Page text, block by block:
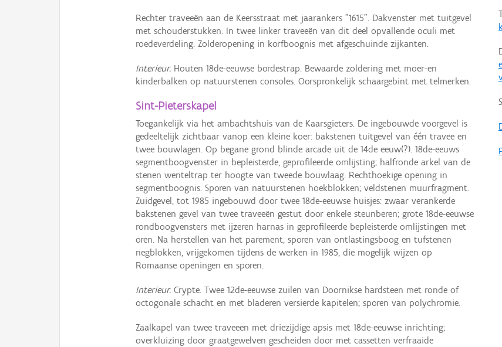
Rechter traveeën aan de Keersstraat met jaarankers "1615". Dakvenster met tuitgevel
met schouderstukken. In twee linker traveeën van dit deel opvallende oculi met
roedeverdeling. Zolderopening in korfboognis met afgeschuinde zijkanten.
Interieur. Houten 18de-eeuwse bordestrap. Bewaarde zoldering met moer-en
kinderbalken op natuurstenen consoles. Oorspronkelijk schaargebint met telmerken.
Sint-Pieterskapel
Toegankelijk via het ambachtshuis van de Kaarsgieters. De ingebouwde voorgevel is
gedeeltelijk zichtbaar vanop een kleine koer: bakstenen tuitgevel van één travee en
twee bouwlagen. Op begane grond blinde arcade uit de 14de eeuw(?). 18de-eeuws
segmentboogvenster in bepleisterde, geprofileerde omlijsting; halfronde arkel van de
stenen wenteltrap ter hoogte van tweede bouwlaag. Rechthoekige opening in
segmentboognis. Sporen van natuurstenen hoekblokken; veldstenen muurfragment.
Zuidgevel, tot 1985 ingebouwd door twee 18de-eeuwse huisjes: zwaar verankerde
bakstenen gevel van twee traveeën gestut door enkele steunberen; grote 18de-eeuwse
rondboogvensters met ijzeren harnas in geprofileerde bepleisterde omlijstingen met
oren. Na herstellen van het parement, sporen van ontlastingsboog en tufstenen
negblokken, vrijgekomen tijdens de werken in 1985, die mogelijk wijzen op
Romaanse openingen en sporen.
Interieur. Crypte. Twee 12de-eeuwse zuilen van Doornikse hardsteen met ronde of
octogonale schacht en met bladeren versierde kapitelen; sporen van polychromie.
Zaalkapel van twee traveeën met driezijdige apsis met 18de-eeuwse inrichting;
overkluizing door graatgewelven gescheiden door met cassetten verfraaide